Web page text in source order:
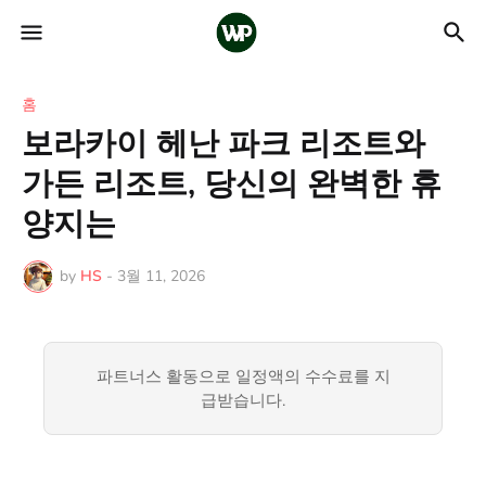
홈
보라카이 헤난 파크 리조트와
가든 리조트, 당신의 완벽한 휴
양지는
by HS - 3월 11, 2026
파트너스 활동으로 일정액의 수수료를 지
급받습니다.